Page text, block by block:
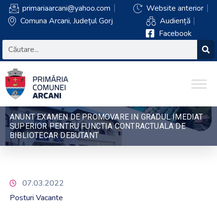
primariaarcani@yahoo.com
Comuna Arcani, Județul Gorj
Website anterior
Audiență
Facebook
ANUNT EXAMEN DE PROMOVARE IN GRADUL IMEDIAT
SUPERIOR PENTRU FUNCTIA CONTRACTUALA DE
BIBLIOTECAR DEBUTANT
07.03.2022
Posturi Vacante